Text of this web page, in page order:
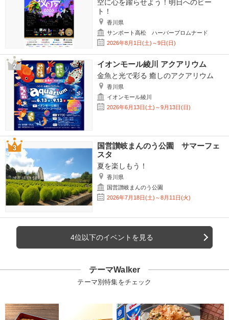
空に心を躍らせよう！明日へのビー
ト！
香川県
サンポート高松 ハーバープロムナード
2026年8月1日(土)～9日(日)
イオンモール綾川 アクアリウム
金魚と光で彩る 癒しのアクアリウム
香川県
イオンモール綾川
2026年6月13日(土)～9月13日(日)
国営讃岐まんのう公園 サマーフェ
スタ
夏を楽しもう！
香川県
国営讃岐まんのう公園
2026年7月18日(土)～8月11日(火)
4位以下のイベントを見る
テーマWalker
テーマ別特集をチェック